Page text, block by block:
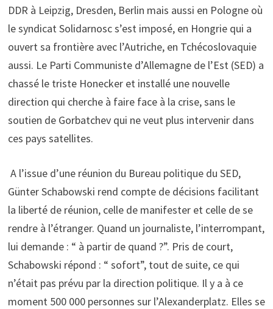
DDR à Leipzig, Dresden, Berlin mais aussi en Pologne où
le syndicat Solidarnosc s’est imposé, en Hongrie qui a
ouvert sa frontière avec l’Autriche, en Tchécoslovaquie
aussi. Le Parti Communiste d’Allemagne de l’Est (SED) a
chassé le triste Honecker et installé une nouvelle
direction qui cherche à faire face à la crise, sans le
soutien de Gorbatchev qui ne veut plus intervenir dans
ces pays satellites.
A l’issue d’une réunion du Bureau politique du SED,
Günter Schabowski rend compte de décisions facilitant
la liberté de réunion, celle de manifester et celle de se
rendre à l’étranger. Quand un journaliste, l’interrompant,
lui demande : “ à partir de quand ?”. Pris de court,
Schabowski répond : “ sofort”, tout de suite, ce qui
n’était pas prévu par la direction politique. Il y a à ce
moment 500 000 personnes sur l’Alexanderplatz. Elles se